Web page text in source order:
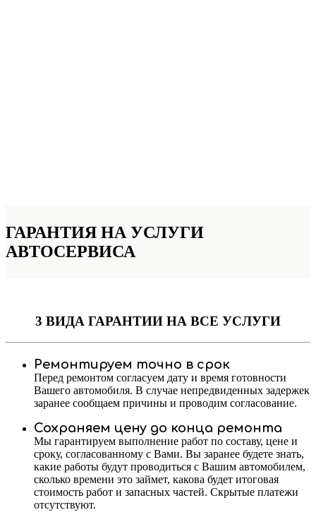
ГАРАНТИЯ НА УСЛУГИ
АВТОСЕРВИСА
3 ВИДА ГАРАНТИИ НА ВСЕ УСЛУГИ
Ремонтируем точно в срок
Перед ремонтом согласуем дату и время готовности
Вашего автомобиля. В случае непредвиденных задержек
заранее сообщаем причины и проводим согласование.
Сохраняем цену до конца ремонта
Мы гарантируем выполнение работ по составу, цене и
сроку, согласованному с Вами. Вы заранее будете знать,
какие работы будут проводиться с Вашим автомобилем,
сколько времени это займет, какова будет итоговая
стоимость работ и запасных частей. Скрытые платежи
отсутствуют.